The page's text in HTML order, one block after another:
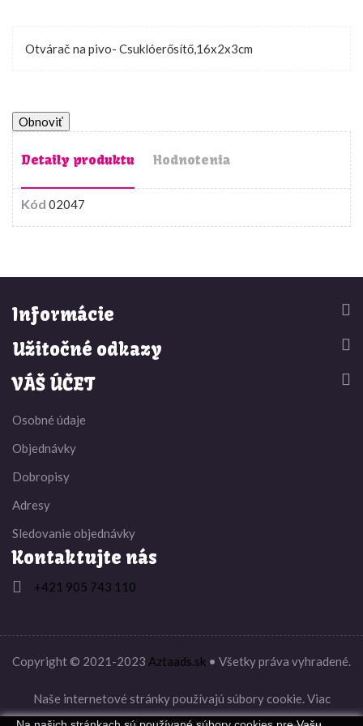
Otvárač na pivo- Csuklóerősítő,16x2x3cm
Detaily produktu Hodnotenia
Kód 02047
Informácie 

Užitočné odkazy 

VÁŠ ÚČET 

Osobné údaje
Objednávky
Dobropisy
Adresy
Sledovanie objednávky
Kontaktujte nás
 +421 905 743 110
Copyright © 2021-2023 Aztaads.sk • Všetky práva vyhradené.
Naše internetové stránky používajú súbory cookie. Viac